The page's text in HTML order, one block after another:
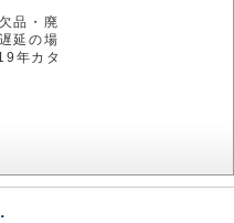
品・廃
延の場
年カタ